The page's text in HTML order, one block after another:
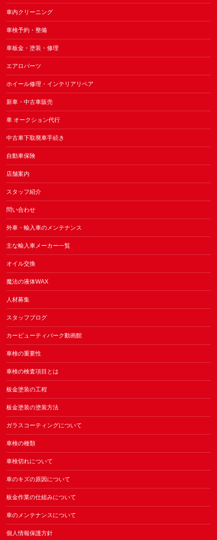
車内クリーニング
車検予約・整備
車板金・塗装・修理
エアロパーツ
ホイール修理・インテリアリペア
新車・中古車販売
車 オークション代行
中古車下取廃車手続き
自動車保険
店舗案内
スタッフ紹介
問い合わせ
外車・輸入車のメンテナンス
主な輸入車メーカー一覧
オイル交換
魔法の液体WAX
人材募集
スタッフブログ
カービューティパーク動画館
車検の重要性
車検の検査項目とは
板金塗装の工程
板金塗装の塗装方法
ガラスコーティングについて
車検の種類
車検切れについて
車のキズの原因について
板金作業の仕組みについて
車のメンテナンスについて
個人情報保護方針